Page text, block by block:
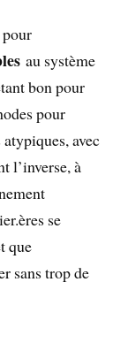
pour
au système
bon pour
pour
avec
l’inverse, à
se
que
sans trop de